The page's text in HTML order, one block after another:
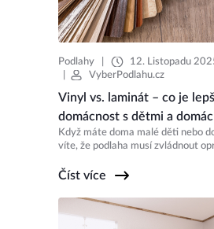
Podlahy
12. Listopadu
VyberPodlahu.cz
Vinyl vs. laminát – co je
domácnost s dětmi a
Když máte doma malé děti nebo
víte, že podlaha musí zvládnout
Číst více